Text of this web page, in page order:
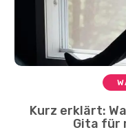
Kurz erklärt:
Gita für